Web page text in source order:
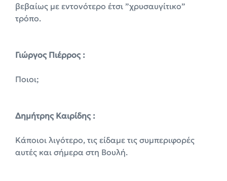
βεβαίως με εντονότερο έτσι ”χρυσαυγίτικο”
τρόπo.
Γιώργος Πιέρρος :
Ποιοι;
Δημήτρης Καιρίδης :
Κάποιοι λιγότερο, τις είδαμε τις συμπεριφορές
αυτές και σήμερα στη Βουλή.